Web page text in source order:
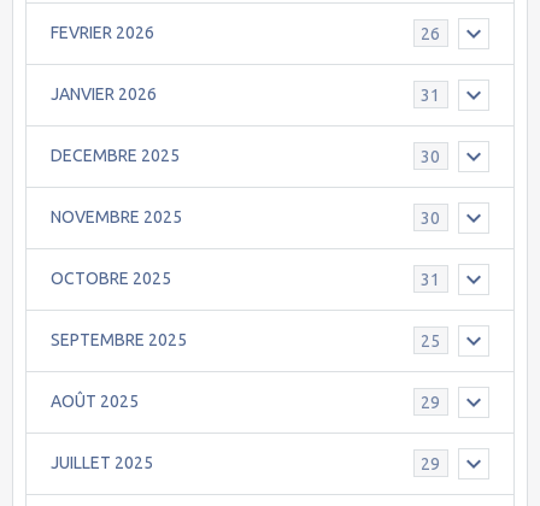
FEVRIER 2026 26
JANVIER 2026 31
DECEMBRE 2025 30
NOVEMBRE 2025 30
OCTOBRE 2025 31
SEPTEMBRE 2025 25
AOÛT 2025 29
JUILLET 2025 29